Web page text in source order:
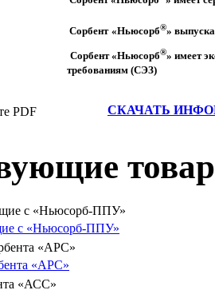
Сорбент «Ньюсорб®»
Сорбент«Ньюсорб®» имеет
требованиям (СЭЗ)
СКАЧАТЬ
с «Ньюсорб-ППУ»
«АРС»